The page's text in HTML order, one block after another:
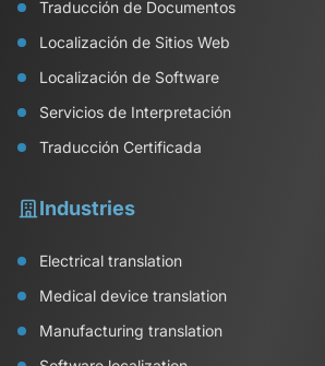
Traducción de Documentos
Localización de Sitios Web
Localización de Software
Servicios de Interpretación
Traducción Certificada
Industries
Electrical translation
Medical device translation
Manufacturing translation